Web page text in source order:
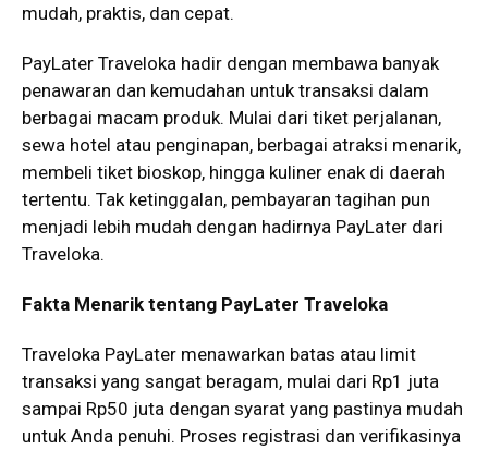
mudah, praktis, dan cepat.
PayLater Traveloka hadir dengan membawa banyak
penawaran dan kemudahan untuk transaksi dalam
berbagai macam produk. Mulai dari tiket perjalanan,
sewa hotel atau penginapan, berbagai atraksi menarik,
membeli tiket bioskop, hingga kuliner enak di daerah
tertentu. Tak ketinggalan, pembayaran tagihan pun
menjadi lebih mudah dengan hadirnya PayLater dari
Traveloka.
Fakta Menarik tentang PayLater Traveloka
Traveloka PayLater menawarkan batas atau limit
transaksi yang sangat beragam, mulai dari Rp1 juta
sampai Rp50 juta dengan syarat yang pastinya mudah
untuk Anda penuhi. Proses registrasi dan verifikasinya